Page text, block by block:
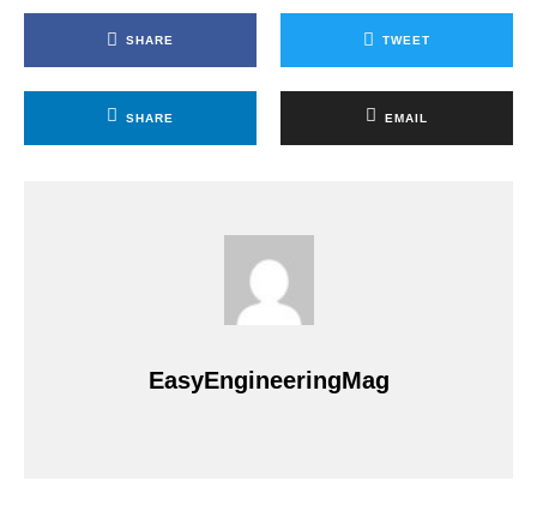
SHARE TWEET
SHARE EMAIL
EasyEngineeringMag